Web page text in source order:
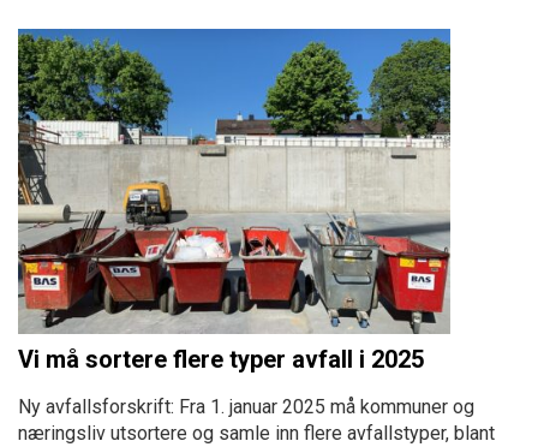
Vi må sortere flere typer avfall i 2025
Ny avfallsforskrift: Fra 1. januar 2025 må kommuner og
næringsliv utsortere og samle inn flere avfallstyper, blant